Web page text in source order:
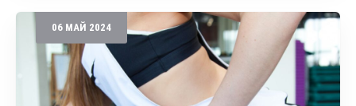
06 МАЙ 2024